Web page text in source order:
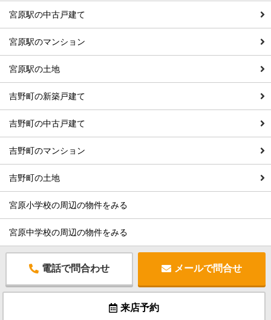
宮原駅の中古戸建て
宮原駅のマンション
宮原駅の土地
吉野町の新築戸建て
吉野町の中古戸建て
吉野町のマンション
吉野町の土地
宮原小学校の周辺の物件をみる
宮原中学校の周辺の物件をみる
電話で問合わせ メールで問合せ
来店予約